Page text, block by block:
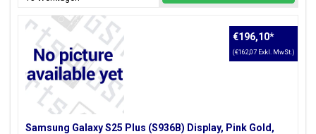
Samsung Galaxy S25 Plus (S936B) Display, Pink Gold,
€196,10*
(€162,07 Exkl. MwSt.)